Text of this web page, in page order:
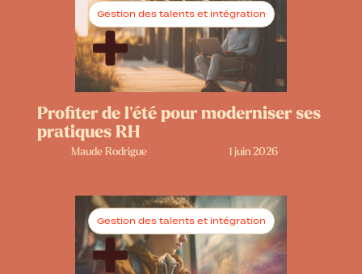
Gestion des talents et intégration
Profiter de l’été pour moderniser ses
pratiques RH
Maude Rodrigue 1 juin 2026
Gestion des talents et intégration